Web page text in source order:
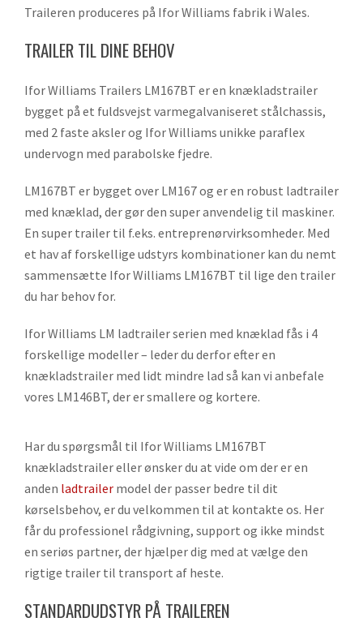
Traileren produceres på Ifor Williams fabrik i Wales.
TRAILER TIL DINE BEHOV
Ifor Williams Trailers LM167BT er en knækladstrailer
bygget på et fuldsvejst varmegalvaniseret stålchassis,
med 2 faste aksler og Ifor Williams unikke paraflex
undervogn med parabolske fjedre.
LM167BT er bygget over LM167 og er en robust ladtrailer
med knæklad, der gør den super anvendelig til maskiner.
En super trailer til f.eks. entreprenørvirksomheder. Med
et hav af forskellige udstyrs kombinationer kan du nemt
sammensætte Ifor Williams LM167BT til lige den trailer
du har behov for.
Ifor Williams LM ladtrailer serien med knæklad fås i 4
forskellige modeller – leder du derfor efter en
knækladstrailer med lidt mindre lad så kan vi anbefale
vores LM146BT, der er smallere og kortere.
Har du spørgsmål til Ifor Williams LM167BT
knækladstrailer eller ønsker du at vide om der er en
anden ladtrailer model der passer bedre til dit
kørselsbehov, er du velkommen til at kontakte os. Her
får du professionel rådgivning, support og ikke mindst
en seriøs partner, der hjælper dig med at vælge den
rigtige trailer til transport af heste.
STANDARDUDSTYR PÅ TRAILEREN